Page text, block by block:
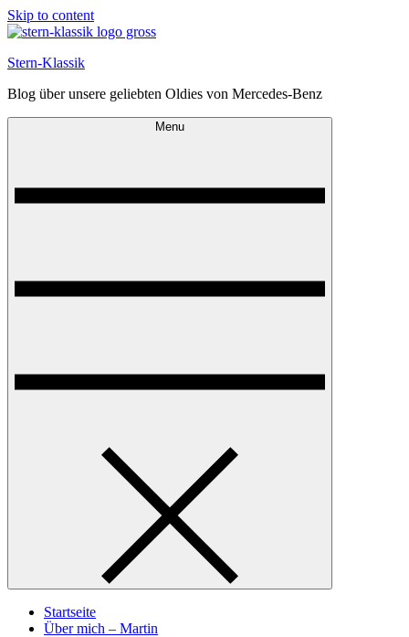
Skip to content
Stern-Klassik
Blog über unsere geliebten Oldies von Mercedes-Benz
Menu
Startseite
Über mich – Martin